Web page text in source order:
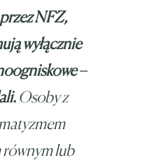
NFZ,
wyłącznie
–
Osoby z
lub